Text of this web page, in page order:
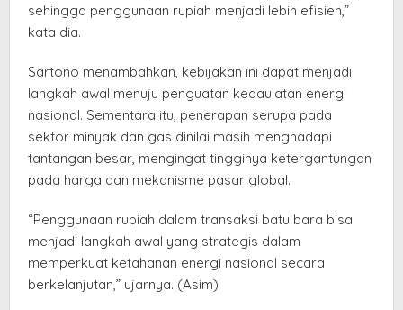
sehingga penggunaan rupiah menjadi lebih efisien,”
kata dia.
Sartono menambahkan, kebijakan ini dapat menjadi
langkah awal menuju penguatan kedaulatan energi
nasional. Sementara itu, penerapan serupa pada
sektor minyak dan gas dinilai masih menghadapi
tantangan besar, mengingat tingginya ketergantungan
pada harga dan mekanisme pasar global.
“Penggunaan rupiah dalam transaksi batu bara bisa
menjadi langkah awal yang strategis dalam
memperkuat ketahanan energi nasional secara
berkelanjutan,” ujarnya. (Asim)